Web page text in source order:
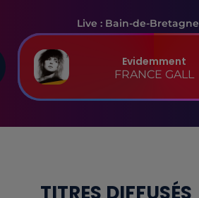
Live : Bain-de-Bretagne
Evidemment
FRANCE GALL